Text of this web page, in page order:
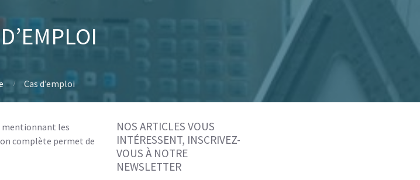
Cas d’emploi
mentionnant les
complète permet de
NOS ARTICLES VOUS
INTÉRESSENT, INSCRIVEZ-
VOUS À NOTRE
NEWSLETTER